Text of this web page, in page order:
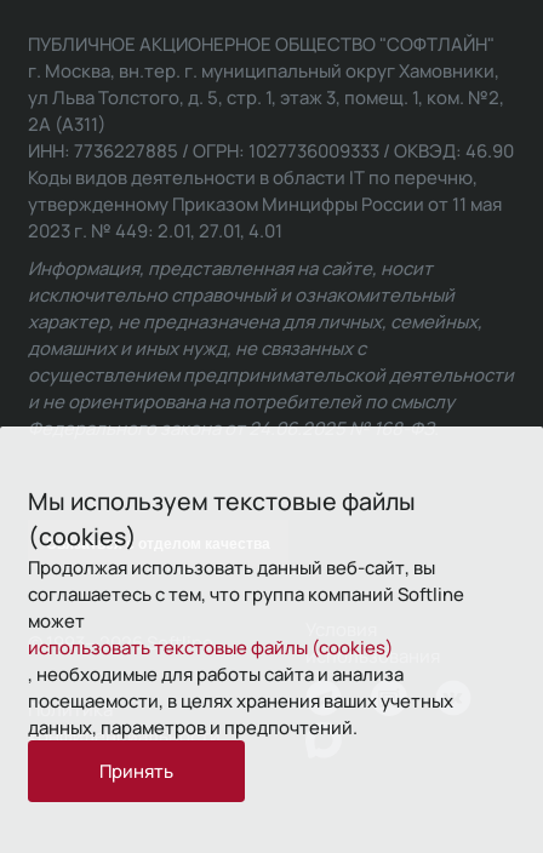
Мы используем текстовые файлы
(cookies)
Продолжая использовать данный веб-сайт, вы
соглашаетесь с тем, что группа компаний Softline
может
использовать текстовые файлы (cookies)
, необходимые для работы сайта и анализа
посещаемости, в целях хранения ваших учетных
данных, параметров и предпочтений.
Принять
Связаться с отделом качества
ПУБЛИЧНОЕ АКЦИОНЕРНОЕ ОБЩЕСТВО "СОФТЛАЙН"
г. Москва, вн.тер. г. муниципальный округ Хамовники,
ул Льва Толстого, д. 5, стр. 1, этаж 3, помещ. 1, ком. №2,
2А (А311)
ИНН: 7736227885 / ОГРН: 1027736009333 / ОКВЭД: 46.90
Коды видов деятельности в области IT по перечню,
утвержденному Приказом Минцифры России от 11 мая
2023 г. № 449: 2.01, 27.01, 4.01
Информация, представленная на сайте, носит
исключительно справочный и ознакомительный
характер, не предназначена для личных, семейных,
домашних и иных нужд, не связанных с
осуществлением предпринимательской деятельности
и не ориентирована на потребителей по смыслу
Федерального закона от 24.06.2025 № 168-ФЗ.
© 1993—2026 Softline
использования
Политика
конфиденциальности